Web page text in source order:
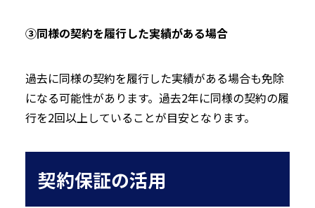
③同様の契約を履行した実績がある場合
過去に同様の契約を履行した実績がある場合も免除
になる可能性があります。過去2年に同様の契約の履
行を2回以上していることが目安となります。
契約保証の活用